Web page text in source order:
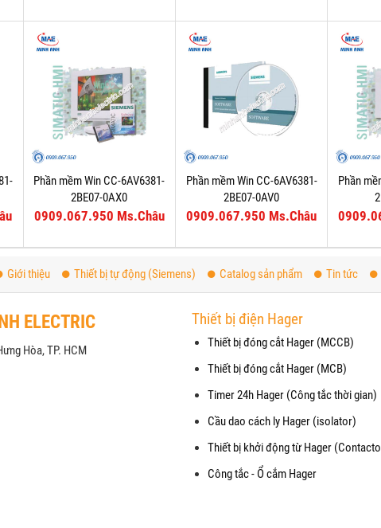
Phần mềm Win CC-6AV6381-
2BE07-0AX0
0909.067.950 Ms.Châu
Phần mềm Win CC-6AV6381-
2BE07-0AV0
0909.067.950 Ms.Châu
Phần
Giới thiệu Thiết bị tự động (Siemens) Catalog sản phẩm Tin tức
ELECTRIC
Hòa, TP. HCM
Thiết bị điện Hager
Thiết bị đóng cắt Hager (MCCB)
Thiết bị đóng cắt Hager (MCB)
Timer 24h Hager (Công tắc thời gian)
Cầu dao cách ly Hager (isolator)
Thiết bị khởi động từ Hager
Công tắc - Ổ cắm Hager